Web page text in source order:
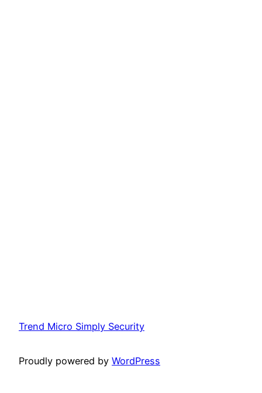
Trend Micro Simply Security
Proudly powered by WordPress